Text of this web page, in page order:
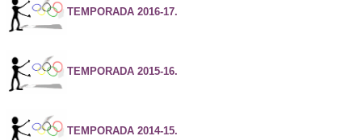
TEMPORADA 2016-17.
TEMPORADA 2015-16.
TEMPORADA 2014-15.